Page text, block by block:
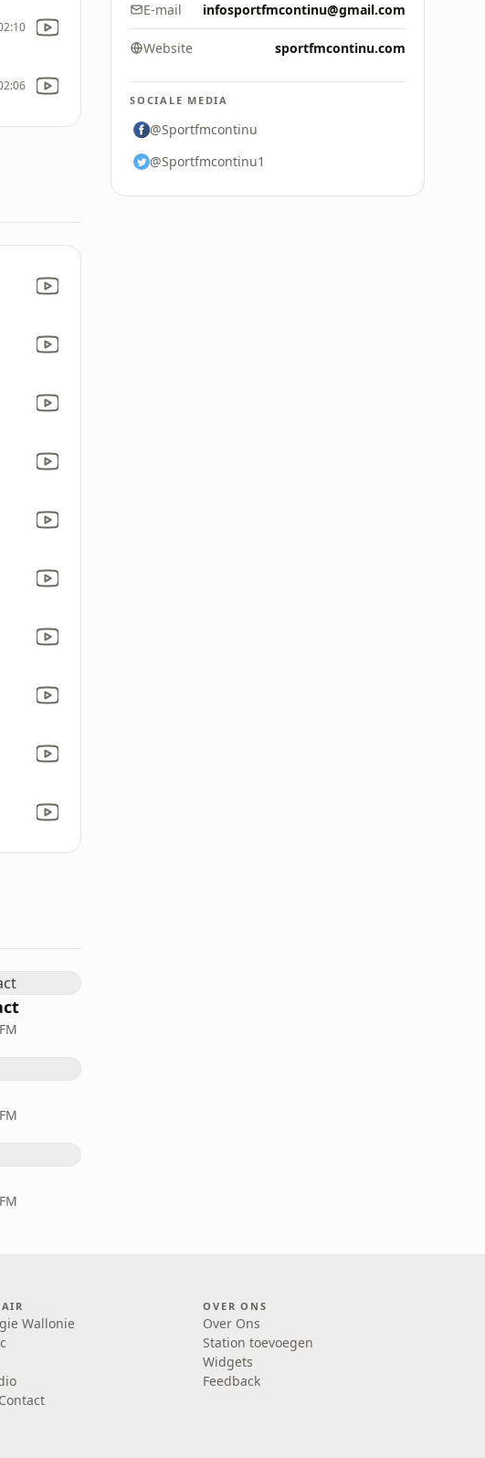
E-mail infosportfmcontinu@gmail.com
Website sportfmcontinu.com
SOCIALE MEDIA
@Sportfmcontinu
@Sportfmcontinu1
Wallonie
OVER ONS
Over Ons
Station toevoegen
Widgets
Feedback